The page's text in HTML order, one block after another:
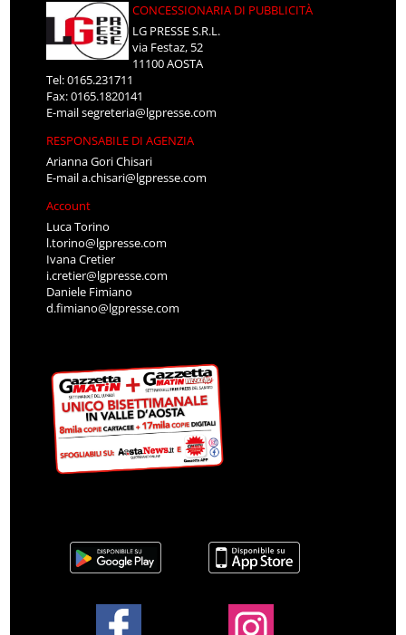
CONCESSIONARIA DI PUBBLICITÀ
LG PRESSE S.R.L.
via Festaz, 52
11100 AOSTA
Tel: 0165.231711
Fax: 0165.1820141
E-mailsegreteria@lgpresse.com
RESPONSABILE DI AGENZIA
Arianna Gori Chisari
E-maila.chisari@lgpresse.com
Account
Luca Torino
l.torino@lgpresse.com
Ivana Cretier
i.cretier@lgpresse.com
Daniele Fimiano
d.fimiano@lgpresse.com